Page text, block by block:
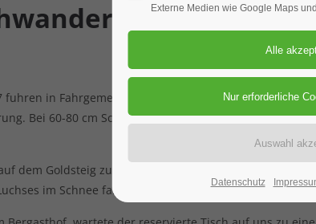
fuhren in Fahrgemeinschaften 6
Bei 60-80 cm Schnee und einem blauen,
dem Goldsteig zu den Rauchröhren, durch eine
im Schnee fanden.
Externe Medien wie Google Maps
Datenschutz